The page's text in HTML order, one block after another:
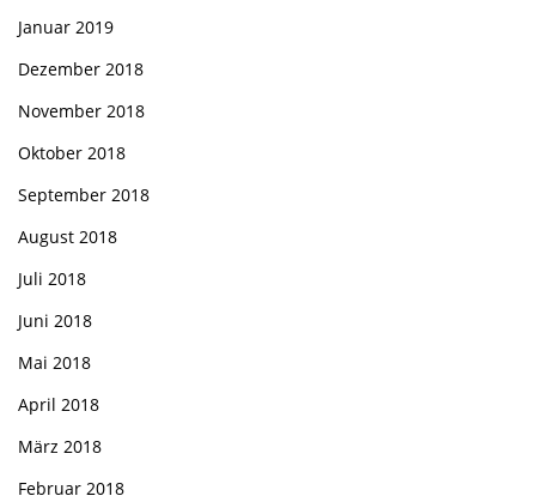
Januar 2019
Dezember 2018
November 2018
Oktober 2018
September 2018
August 2018
Juli 2018
Juni 2018
Mai 2018
April 2018
März 2018
Februar 2018